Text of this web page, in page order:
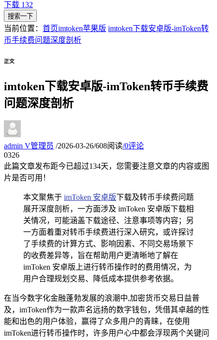
下载 132
搜索一下
当前位置： 首页imtoken苹果版 imtoken下载安卓版-imToken转
币手续费问题深度剖析
正文
imtoken下载安卓版-imToken转币手续费
问题深度剖析
admin V管理员 /2026-03-26/608阅读/0评论
0326
此篇文章发布距今已超过134天，您需要注意文章的内容或图
片是否可用！
本文聚焦于 imToken 安卓版下载及转币手续费问题
展开深度剖析，一方面涉及 imToken 安卓版下载相
关情况，可能涵盖下载途径、注意事项等内容；另
一方面着重对转币手续费进行深入研究，或许探讨
了手续费的计算方式、影响因素、不同交易场景下
的收费差异等，旨在帮助用户更清晰地了解在
imToken 安卓版上进行转币操作时的费用情况，为
用户合理规划交易、降低成本提供参考依据。
在当今数字化金融蓬勃发展的浪潮中,加密货币交易日益普
及，imToken作为一款声名远扬的数字钱包，凭借其卓越的性
能和出色的用户体验，赢得了众多用户的青睐，在使用
imToken进行转币操作时，许多用户心中都会浮现两个关键问